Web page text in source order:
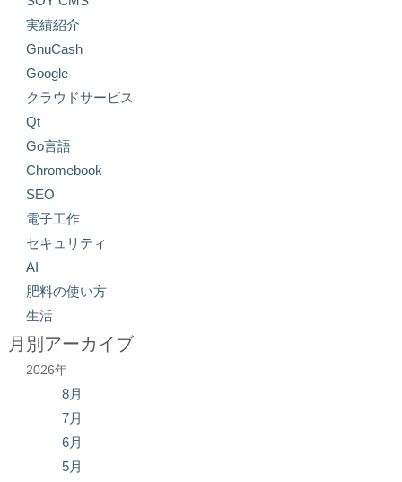
実績紹介
GnuCash
Google
クラウドサービス
Qt
Go言語
Chromebook
SEO
電子工作
セキュリティ
AI
肥料の使い方
生活
月別アーカイブ
2026年
8月
7月
6月
5月